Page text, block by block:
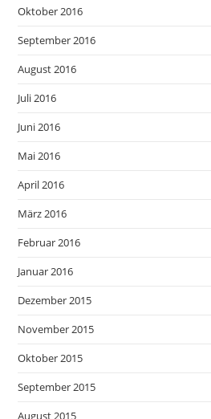
Oktober 2016
September 2016
August 2016
Juli 2016
Juni 2016
Mai 2016
April 2016
März 2016
Februar 2016
Januar 2016
Dezember 2015
November 2015
Oktober 2015
September 2015
August 2015